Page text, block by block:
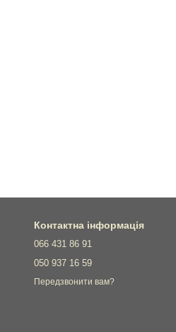
Контактна інформація
066 431 86 91
050 937 16 59
Передзвонити вам?